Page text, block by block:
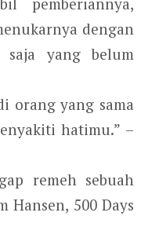
dengan
yang belum
orang yang sama
hatimu.” –
remeh sebuah
Hansen, 500 Days